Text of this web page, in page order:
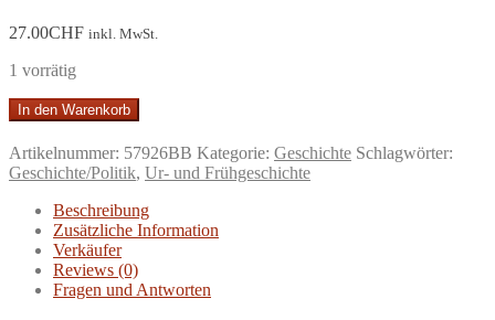
27.00CHF inkl. MwSt.
1 vorrätig
Krieger
und
Salzherren.
Hallstattkultur
im
Ostalpenraum.
Ausstellung
Naturhistor.
Museums
In den Warenkorb
Artikelnummer: 57926BB Kategorie: Geschichte Schlagwörter:
Geschichte/Politik, Ur- und Frühgeschichte
Beschreibung
Zusätzliche Information
Verkäufer
Reviews (0)
Fragen und Antworten